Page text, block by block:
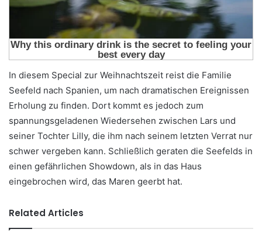
In diesem Special zur Weihnachtszeit reist die Familie
Seefeld nach Spanien, um nach dramatischen Ereignissen
Erholung zu finden. Dort kommt es jedoch zum
spannungsgeladenen Wiedersehen zwischen Lars und
seiner Tochter Lilly, die ihm nach seinem letzten Verrat nur
schwer vergeben kann. Schließlich geraten die Seefelds in
einen gefährlichen Showdown, als in das Haus
eingebrochen wird, das Maren geerbt hat.
Related Articles